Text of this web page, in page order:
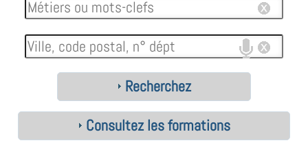
Recherchez
Consultez les formations